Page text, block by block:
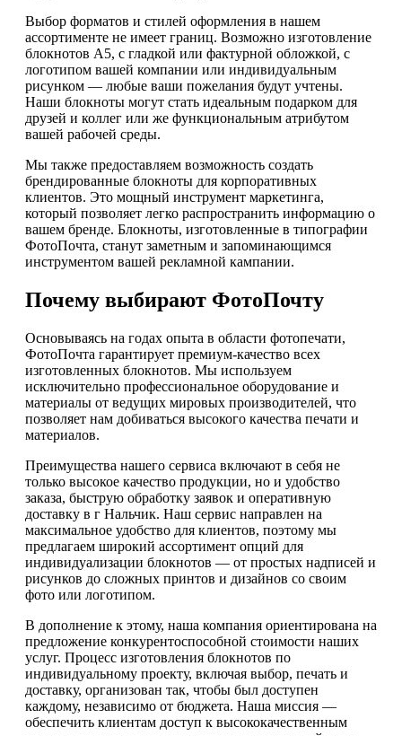
Выбор форматов и стилей оформления в нашем
ассортименте не имеет границ. Возможно изготовление
блокнотов А5, с гладкой или фактурной обложкой, с
логотипом вашей компании или индивидуальным
рисунком — любые ваши пожелания будут учтены.
Наши блокноты могут стать идеальным подарком для
друзей и коллег или же функциональным атрибутом
вашей рабочей среды.
Мы также предоставляем возможность создать
брендированные блокноты для корпоративных
клиентов. Это мощный инструмент маркетинга,
который позволяет легко распространить информацию о
вашем бренде. Блокноты, изготовленные в типографии
ФотоПочта, станут заметным и запоминающимся
инструментом вашей рекламной кампании.
Почему выбирают ФотоПочту
Основываясь на годах опыта в области фотопечати,
ФотоПочта гарантирует премиум-качество всех
изготовленных блокнотов. Мы используем
исключительно профессиональное оборудование и
материалы от ведущих мировых производителей, что
позволяет нам добиваться высокого качества печати и
материалов.
Преимущества нашего сервиса включают в себя не
только высокое качество продукции, но и удобство
заказа, быструю обработку заявок и оперативную
доставку в г Нальчик. Наш сервис направлен на
максимальное удобство для клиентов, поэтому мы
предлагаем широкий ассортимент опций для
индивидуализации блокнотов — от простых надписей и
рисунков до сложных принтов и дизайнов со своим
фото или логотипом.
В дополнение к этому, наша компания ориентирована на
предложение конкурентоспособной стоимости наших
услуг. Процесс изготовления блокнотов по
индивидуальному проекту, включая выбор, печать и
доставку, организован так, чтобы был доступен
каждому, независимо от бюджета. Наша миссия —
обеспечить клиентам доступ к высококачественным